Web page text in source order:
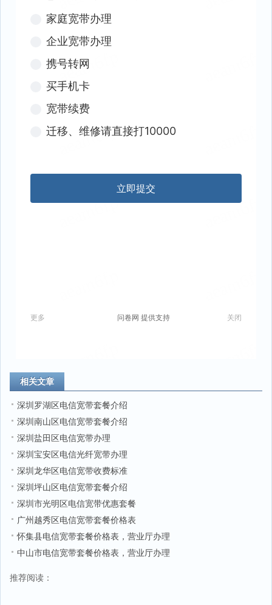
相关文章
深圳罗湖区电信宽带套餐介绍
深圳南山区电信宽带套餐介绍
深圳盐田区电信宽带办理
深圳宝安区电信光纤宽带办理
深圳龙华区电信宽带收费标准
深圳坪山区电信宽带套餐介绍
深圳市光明区电信宽带优惠套餐
广州越秀区电信宽带套餐价格表
怀集县电信宽带套餐价格表，营业厅办理
中山市电信宽带套餐价格表，营业厅办理
推荐阅读：